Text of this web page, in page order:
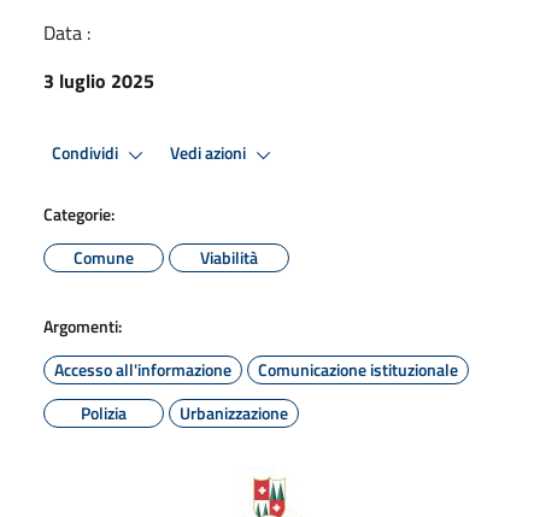
Data :
3 luglio 2025
Condividi Vedi azioni
Categorie:
Comune
Viabilità
Argomenti:
Accesso all'informazione
Comunicazione istituzionale
Polizia
Urbanizzazione